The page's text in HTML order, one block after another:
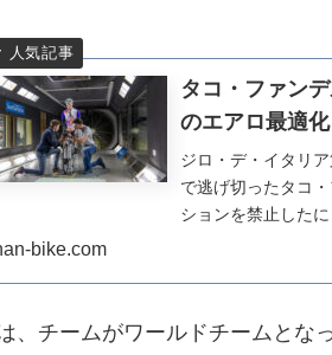
タコ・ファン
のエアロ最適化
ジロ・デ・イタリ
で逃げ切ったタコ
ションを禁止した
bike.com
、チームがワールドチームとな